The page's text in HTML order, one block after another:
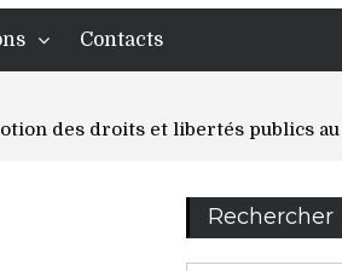
Contacts
des droits et libertés publics
Rechercher